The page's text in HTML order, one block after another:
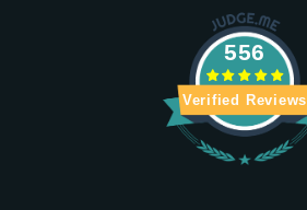
556
Verified Reviews